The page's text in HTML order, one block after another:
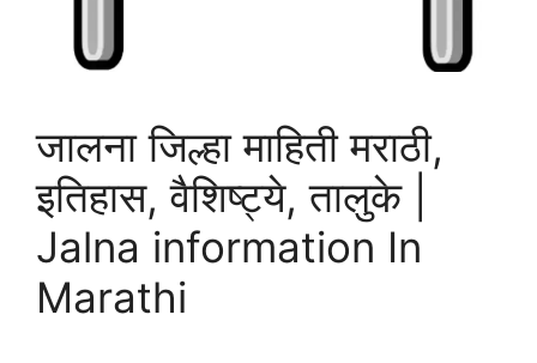
जालना जिल्हा माहिती मराठी,
इतिहास, वैशिष्ट्ये, तालुके |
Jalna information In
Marathi